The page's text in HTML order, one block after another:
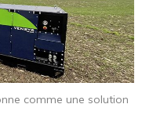
comme une solution